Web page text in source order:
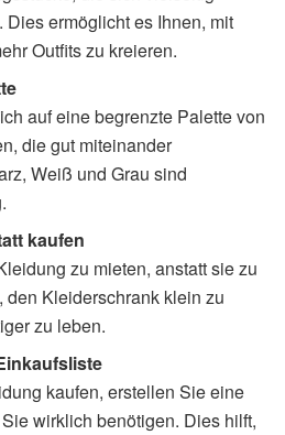
ermöglicht es Ihnen, mit
Outfits zu kreieren.
auf eine begrenzte Palette von
die gut miteinander
Weiß und Grau sind
kaufen
zu mieten, anstatt sie zu
den Kleiderschrank klein zu
zu leben.
kaufen, erstellen Sie eine
wirklich benötigen. Dies hilft,